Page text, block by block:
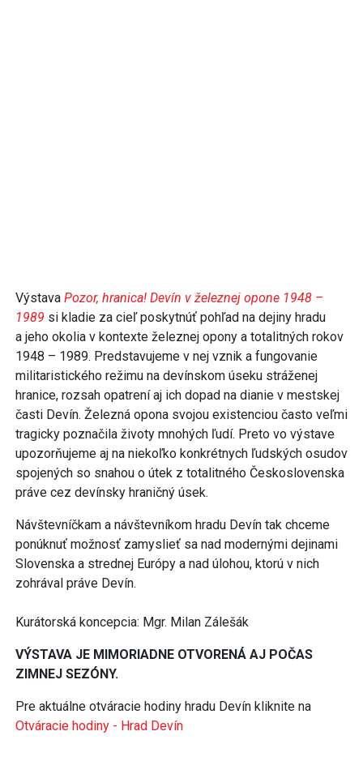
Výstava Pozor, hranica! Devín v železnej opone 1948 –
1989 si kladie za cieľ poskytnúť pohľad na dejiny hradu
a jeho okolia v kontexte železnej opony a totalitných rokov
1948 – 1989. Predstavujeme v nej vznik a fungovanie
militaristického režimu na devínskom úseku stráženej
hranice, rozsah opatrení aj ich dopad na dianie v mestskej
časti Devín. Železná opona svojou existenciou často veľmi
tragicky poznačila životy mnohých ľudí. Preto vo výstave
upozorňujeme aj na niekoľko konkrétnych ľudských osudov
spojených so snahou o útek z totalitného Československa
práve cez devínsky hraničný úsek.
Návštevníčkam a návštevníkom hradu Devín tak chceme
ponúknuť možnosť zamyslieť sa nad modernými dejinami
Slovenska a strednej Európy a nad úlohou, ktorú v nich
zohrával práve Devín.
Kurátorská koncepcia: Mgr. Milan Zálešák
VÝSTAVA JE MIMORIADNE OTVORENÁ AJ POČAS
ZIMNEJ SEZÓNY.
Pre aktuálne otváracie hodiny hradu Devín kliknite na
Otváracie hodiny - Hrad Devín